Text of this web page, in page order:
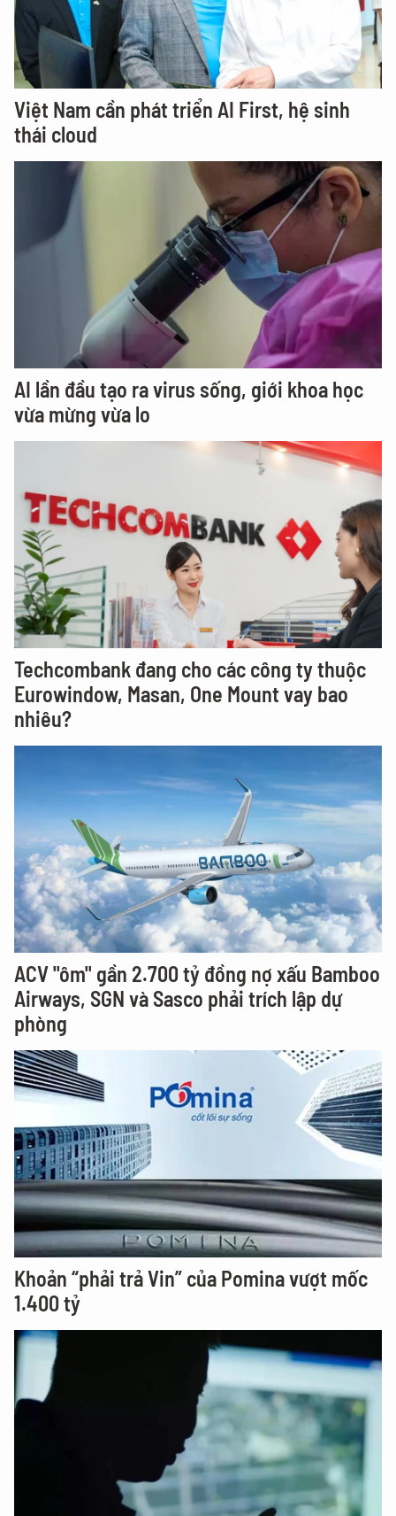
Việt Nam cần phát triển AI First, hệ sinh
thái cloud
AI lần đầu tạo ra virus sống, giới khoa học
vừa mừng vừa lo
Techcombank đang cho các công ty thuộc
Eurowindow, Masan, One Mount vay bao
nhiêu?
ACV "ôm" gần 2.700 tỷ đồng nợ xấu Bamboo
Airways, SGN và Sasco phải trích lập dự
phòng
Khoản “phải trả Vin” của Pomina vượt mốc
1.400 tỷ